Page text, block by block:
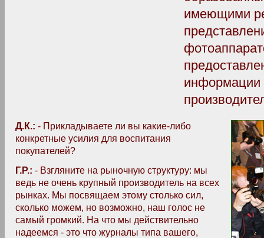
имеющими
информации
Д.К.: - Прикладываете ли вы какие-либо
конкретные усилия для воспитания
покупателей?
Г.Р.: - Взгляните на рыночную структуру: мы
ведь не очень крупный производитель на всех
рынках. Мы посвящаем этому столько сил,
сколько можем, но возможно, наш голос не
самый громкий. На что мы действительно
надеемся - это что журналы типа вашего,